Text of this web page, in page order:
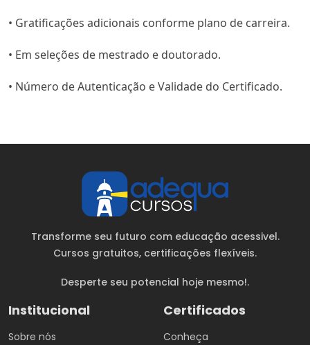
• Gratificações adicionais conforme plano de carreira.
• Em seleções de mestrado e doutorado.
• Número de Autenticação e Validade do Certificado.
Transforme seu futuro com educação acessivel.
Cursos gratuitos, certificações flexíveis.
Desperte seu potencial hoje mesmo!.
Institucional
Sobre nós
Certificados
Conheça